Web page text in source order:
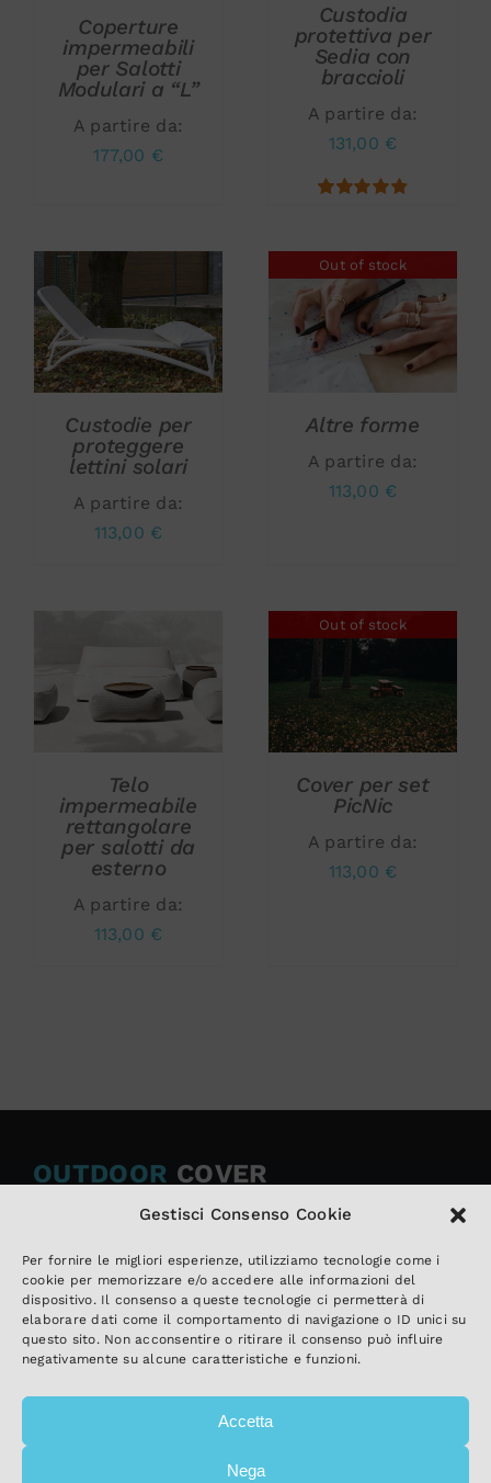
Gestisci Consenso Cookie
Per fornire le migliori esperienze, utilizziamo tecnologie come i
cookie per memorizzare e/o accedere alle informazioni del
dispositivo. Il consenso a queste tecnologie ci permetterà di
elaborare dati come il comportamento di navigazione o ID unici su
questo sito. Non acconsentire o ritirare il consenso può influire
negativamente su alcune caratteristiche e funzioni.
Accetta
Nega
Coperture
impermeabili
per Salotti
Modulari a “L”
A partire da:
177,00 €
Custodia
protettiva per
Sedia con
braccioli
A partire da:
131,00 €
AGGIUNGI AL
CARRELLO
/
DETTAGLI
Custodie per
proteggere
lettini solari
A partire da:
113,00 €
Out of stock
DETTAGLI
Altre forme
A partire da:
113,00 €
CARRELLO
DETTAGLI
Telo
impermeabile
rettangolare
per salotti da
esterno
A partire da:
113,00 €
Out of stock
DETTAGLI
Cover per set
PicNic
A partire da:
113,00 €
OUTDOOR COVER
Sezione di La Tartaruga di Anselmi Ing. Danilo
Via Vecchia Villa 2
21012 Cassano Magnago (VA)
Tel e Fax: +39 0331 202 605
info@outdoor-cover.com